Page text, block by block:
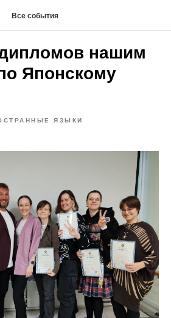
Все события
нашим
Японскому
ЯЗЫКИ